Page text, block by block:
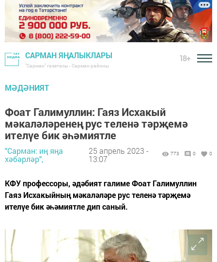
САРМАН ЯҢАЛЫКЛАРЫ
"Сарман" газетасы - Сарман районы
18+
МӘДӘНИЯТ
Фоат Галимуллин: Гаяз Исхакый
мәкаләләренең рус теленә тәрҗемә
ителүе бик әһәмиятле
"Сарман: иң яңа
хәбәрләр",
25 апрель 2023 -
13:07
773 0 0
КФУ профессоры, әдәбият галиме Фоат Галимуллин
Гаяз Исхакыйның мәкаләләре рус теленә тәрҗемә
ителүе бик әһәмиятле дип саный.